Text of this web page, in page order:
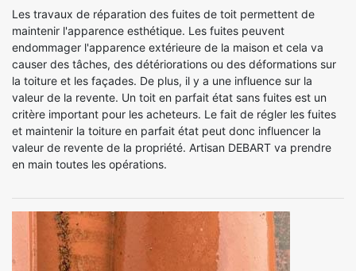
Les travaux de réparation des fuites de toit permettent de
maintenir l'apparence esthétique. Les fuites peuvent
endommager l'apparence extérieure de la maison et cela va
causer des tâches, des détériorations ou des déformations sur
la toiture et les façades. De plus, il y a une influence sur la
valeur de la revente. Un toit en parfait état sans fuites est un
critère important pour les acheteurs. Le fait de régler les fuites
et maintenir la toiture en parfait état peut donc influencer la
valeur de revente de la propriété. Artisan DEBART va prendre
en main toutes les opérations.